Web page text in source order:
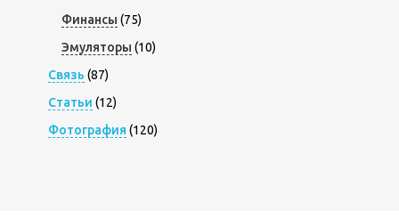
Финансы (75)
Эмуляторы (10)
Связь (87)
Статьи (12)
Фотография (120)